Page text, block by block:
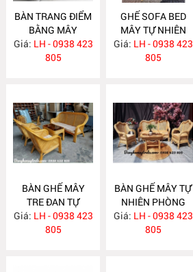
BÀN TRANG ĐIỂM
BẰNG MÂY
MA635
Giá: LH - 0938 423
805
GHẾ SOFA BED
MÂY TỰ NHIÊN
MA625
Giá: LH - 0938 423
805
BÀN GHẾ MÂY
TRE ĐAN TỰ
NHIÊN MA622
Giá: LH - 0938 423
805
BÀN GHẾ MÂY TỰ
NHIÊN PHÒNG
KHÁCH LƯỚI MẮT
CÁO MA621
Giá: LH - 0938 423
805